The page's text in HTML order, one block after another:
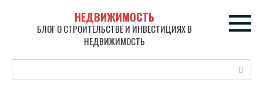
НЕДВИЖИМОСТЬ
БЛОГ О СТРОИТЕЛЬСТВЕ И ИНВЕСТИЦИЯХ В
НЕДВИЖИМОСТЬ
Поиск: